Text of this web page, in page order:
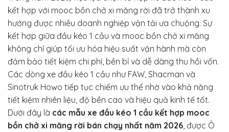
kết hợp với mooc bồn chở xi măng rời đã trở thành xu
hướng được nhiều doanh nghiệp vận tải ưa chuộng. Sự
kết hợp giữa đầu kéo 1 cầu và mooc bồn chở xi măng
không chỉ giúp tối ưu hóa hiệu suất vận hành mà còn
đảm bảo tiết kiệm chi phí, bền bỉ và dễ dàng thu hồi vốn.
Các dòng xe đầu kéo 1 cầu như FAW, Shacman và
Sinotruk Howo tiếp tục chiếm ưu thế nhờ vào khả năng
tiết kiệm nhiên liệu, độ bền cao và hiệu quả kinh tế tốt.
Dưới đây là các mẫu xe đầu kéo 1 cầu kết hợp mooc
bồn chở xi măng rời bán chạy nhất năm 2026 , được Ô